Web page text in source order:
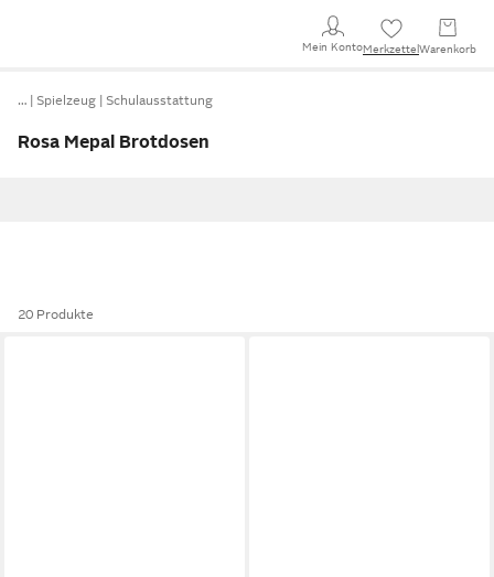
Mein KontoMerkzettel Warenkorb
… Spielzeug Schulausstattung
Rosa Mepal Brotdosen
20 Produkte